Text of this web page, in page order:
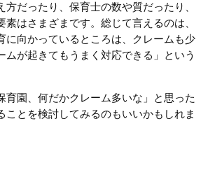
方だったり、保育士の数や質だったり、
素はさまざまです。総じて言えるのは、
に向かっているところは、クレームも少
ムが起きてもうまく対応できる」という
育園、何だかクレーム多いな」と思った
ことを検討してみるのもいいかもしれま